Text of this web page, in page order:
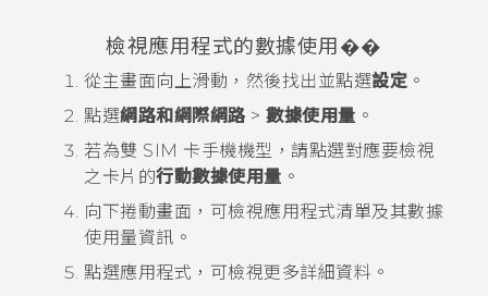
檢視應用程式的數據使用��
從主畫面向上滑動，然後找出並點選設定 。
點選網路和網際網路> 數據使用量 。
若為雙 SIM 卡手機機型，請點選對應要檢視
之卡片的行動數據使用量 。
向下捲動畫面，可檢視應用程式清單及其數據
使用量資訊。
點選應用程式，可檢視更多詳細資料。